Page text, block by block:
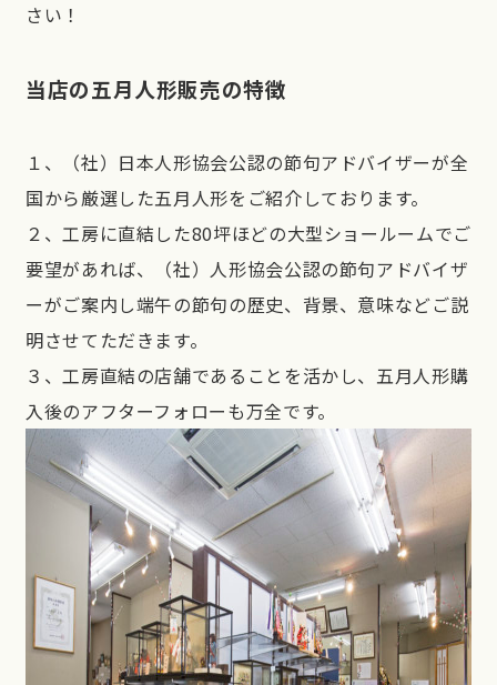
さい！
当店の五月人形販売の特徴
１、（社）日本人形協会公認の節句アドバイザーが全
国から厳選した五月人形をご紹介しております。
２、工房に直結した80坪ほどの大型ショールームでご
要望があれば、（社）人形協会公認の節句アドバイザ
ーがご案内し端午の節句の歴史、背景、意味などご説
明させてただきます。
３、工房直結の店舗であることを活かし、五月人形購
入後のアフターフォローも万全です。